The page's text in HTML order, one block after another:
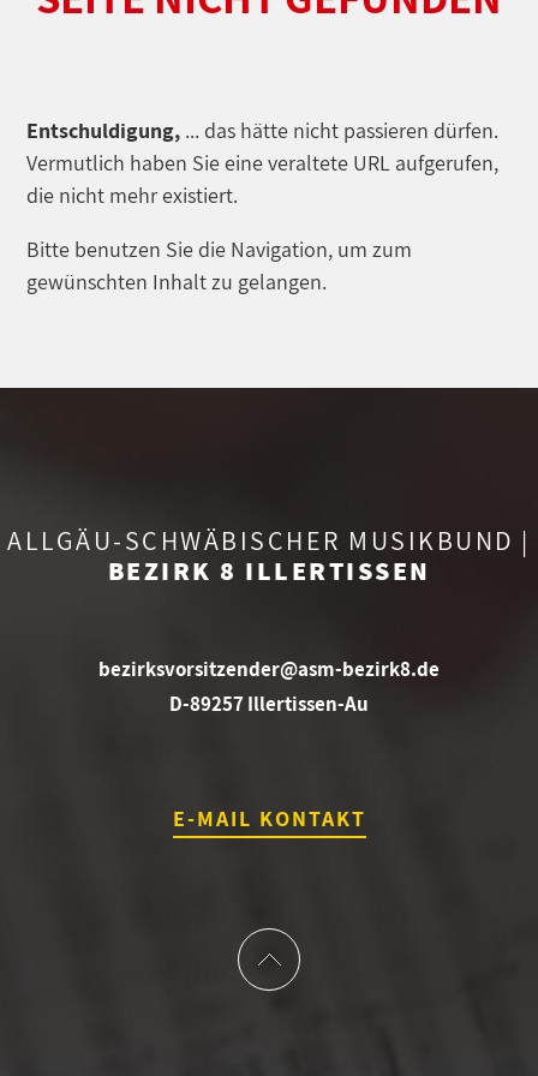
Entschuldigung, ... das hätte nicht passieren dürfen.
Vermutlich haben Sie eine veraltete URL aufgerufen,
die nicht mehr existiert.
Bitte benutzen Sie die Navigation, um zum
gewünschten Inhalt zu gelangen.
ALLGÄU-SCHWÄBISCHER MUSIKBUND |
BEZIRK 8 ILLERTISSEN
bezirksvorsitzender@asm-bezirk8.de
D-89257 Illertissen-Au
E-MAIL KONTAKT